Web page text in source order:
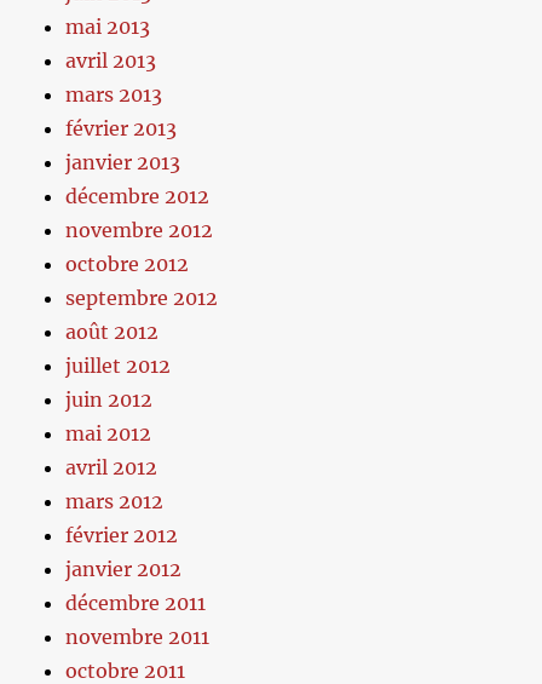
mai 2013
avril 2013
mars 2013
février 2013
janvier 2013
décembre 2012
novembre 2012
octobre 2012
septembre 2012
août 2012
juillet 2012
juin 2012
mai 2012
avril 2012
mars 2012
février 2012
janvier 2012
décembre 2011
novembre 2011
octobre 2011